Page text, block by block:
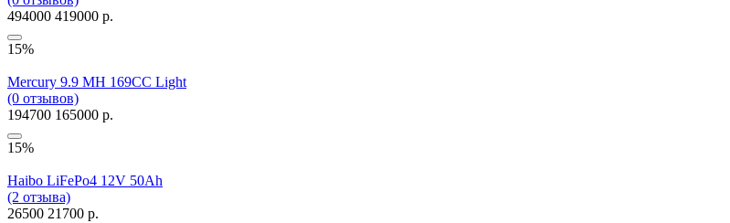
494000 419000 р.
15%
Mercury 9.9 MH 169CC Light
(0 отзывов)
194700 165000 р.
15%
Haibo LiFePo4 12V 50Ah
(2 отзыва)
26500 21700 р.